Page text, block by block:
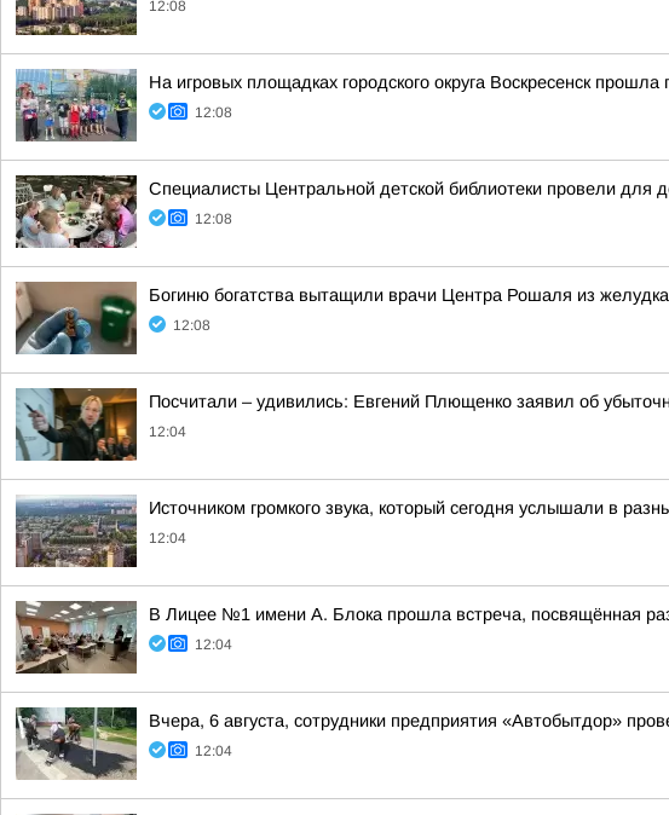
12:08
На игровых площадках городского округа Воскресенск
12:08
Специалисты Центральной детской библиотеки провели для
12:08
Богиню богатства вытащили врачи Центра Рошаля из
12:08
Посчитали – удивились: Евгений Плющенко заявил об
12:04
Источником громкого звука, который сегодня услышали в
12:04
В Лицее №1 имени А. Блока прошла встреча, посвящённая
12:04
Вчера, 6 августа, сотрудники предприятия «Автобытдор»
12:04